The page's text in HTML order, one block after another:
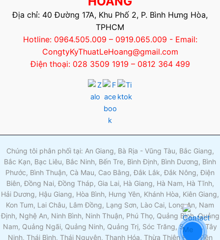
Địa chỉ: 40 Đường 17A, Khu Phố 2, P. Bình Hưng Hòa,
TPHCM
Hotline: 0964.505.009 – 0919.065.009 - Email:
CongtyKyThuatLeHoang@gmail.com
Điện thoại: 028 3509 1919 – 0812 364 499
Chúng tôi phân phối tại: An Giang, Bà Rịa - Vũng Tàu, Bắc Giang,
Bắc Kạn, Bạc Liêu, Bắc Ninh, Bến Tre, Bình Định, Bình Dương, Bình
Phước, Bình Thuận, Cà Mau, Cao Bằng, Đắk Lắk, Đắk Nông, Điện
Biên, Đồng Nai, Đồng Tháp, Gia Lai, Hà Giang, Hà Nam, Hà Tĩnh,
Hải Dương, Hậu Giang, Hòa Bình, Hưng Yên, Khánh Hòa, Kiên Giang,
Kon Tum, Lai Châu, Lâm Đồng, Lạng Sơn, Lào Cai, Long An, Nam
Định, Nghệ An, Ninh Bình, Ninh Thuận, Phú Thọ, Quảng Bình, Quảng
Nam, Quảng Ngãi, Quảng Ninh, Quảng Trị, Sóc Trăng, Sơn La, Tây
Ninh, Thái Bình, Thái Nguyên, Thanh Hóa, Thừa Thiên Huế, Tiền